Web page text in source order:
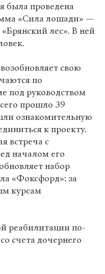
была проведена
«Сила лошади» —
лес». В ней
свою
по
под руководством
прошло 39
ознакомительную
к проекту.
встреча с
началом его
набор
«Фоксфорд»: за
курсам
реабилитации по-
счета дочернего